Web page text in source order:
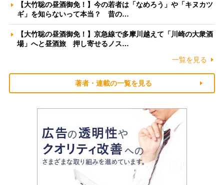
【大竹聡の昼酒御免！】今の若者は「なめろう」や「キヌカツ
ギ」を知らないって本当？ 昔の…
【大竹聡の昼酒御免！】京急線で多摩川越えて「川崎の大衆酒
場」へと昼酒旅 押し寄せるノス…
一覧を見る
著者・連載の一覧を見る